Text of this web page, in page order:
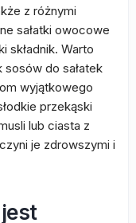
z różnymi
sałatki owocowe
składnik. Warto
sosów do sałatek
wyjątkowego
przekąski
lub ciasta z
je zdrowszymi i